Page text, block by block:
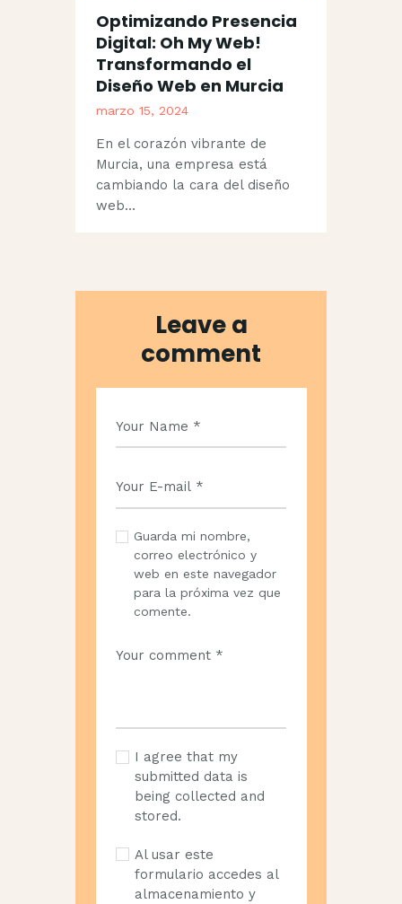
Optimizando Presencia
Digital: Oh My Web!
Transformando el
Diseño Web en Murcia
marzo 15, 2024
En el corazón vibrante de
Murcia, una empresa está
cambiando la cara del diseño
web…
Leave a
comment
Guarda mi nombre,
correo electrónico y
web en este navegador
para la próxima vez que
comente.
I agree that my
submitted data is
being collected and
stored.
Al usar este
formulario accedes al
almacenamiento y